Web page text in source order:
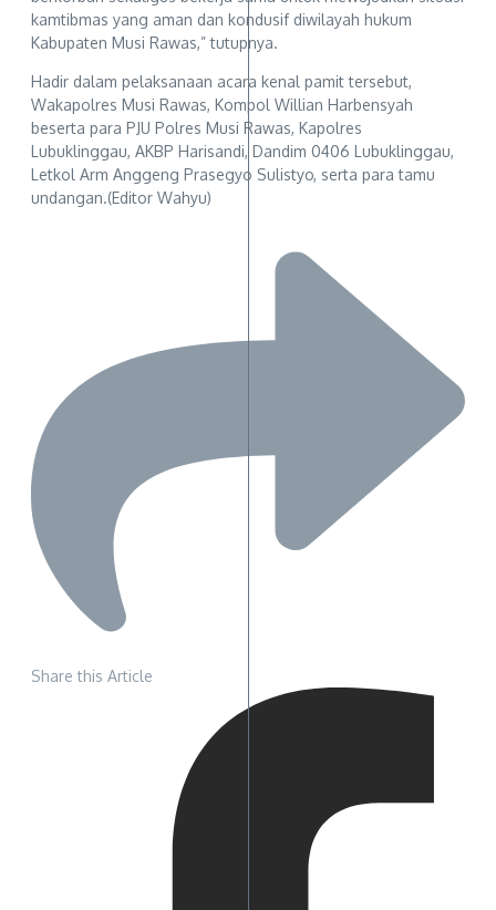
kamtibmas yang aman dan kondusif diwilayah hukum
Kabupaten Musi Rawas,” tutupnya.
Hadir dalam pelaksanaan acara kenal pamit tersebut,
Wakapolres Musi Rawas, Kompol Willian Harbensyah
beserta para PJU Polres Musi Rawas, Kapolres
Lubuklinggau, AKBP Harisandi, Dandim 0406 Lubuklinggau,
Letkol Arm Anggeng Prasegyo Sulistyo, serta para tamu
undangan.(Editor Wahyu)
Share this Article